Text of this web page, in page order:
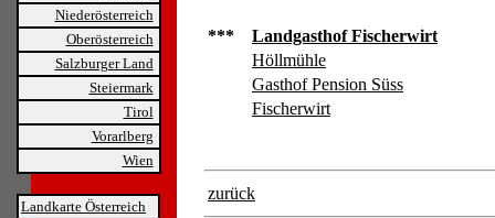
Niederösterreich
Oberösterreich
Salzburger Land
Steiermark
Tirol
Vorarlberg
Wien
Landkarte Österreich
***
Landgasthof Fischerwirt
Höllmühle
Gasthof Pension Süss
Fischerwirt
zurück